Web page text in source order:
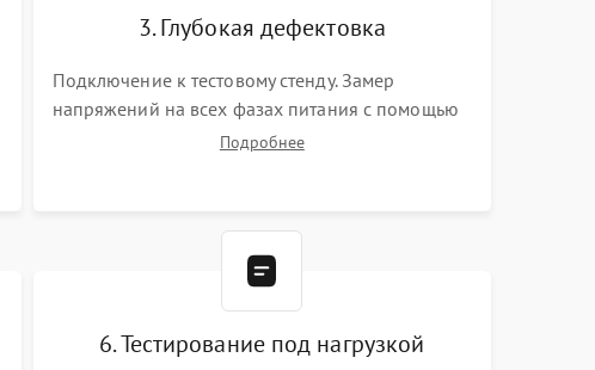
3. Глубокая дефектовка
Подключение к тестовому стенду. Замер
напряжений на всех фазах питания с помощью
осциллографа. Проверка инициализации.
Подробнее
6. Тестирование под нагрузкой